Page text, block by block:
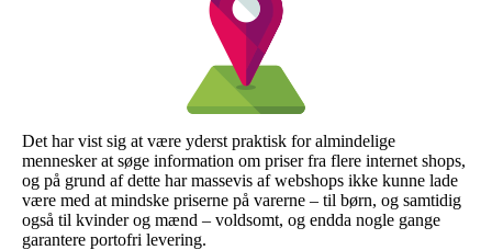
Det har vist sig at være yderst praktisk for almindelige
mennesker at søge information om priser fra flere internet shops,
og på grund af dette har massevis af webshops ikke kunne lade
være med at mindske priserne på varerne – til børn, og samtidig
også til kvinder og mænd – voldsomt, og endda nogle gange
garantere portofri levering.